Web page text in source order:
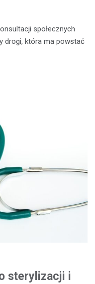
społecznych
drogi, która ma powstać
sterylizacji i